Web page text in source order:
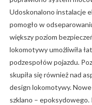
Udoskonalono instalacje
pomogło w
większy poziom
lokomotywy umożliwiła
podzespołów pojazdu.
skupiła się również nad
design lokomotywy.
szklano –